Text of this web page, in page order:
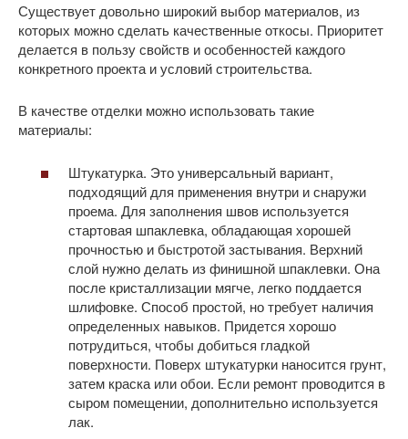
Существует довольно широкий выбор материалов, из
которых можно сделать качественные откосы. Приоритет
делается в пользу свойств и особенностей каждого
конкретного проекта и условий строительства.
В качестве отделки можно использовать такие
материалы:
Штукатурка. Это универсальный вариант,
подходящий для применения внутри и снаружи
проема. Для заполнения швов используется
стартовая шпаклевка, обладающая хорошей
прочностью и быстротой застывания. Верхний
слой нужно делать из финишной шпаклевки. Она
после кристаллизации мягче, легко поддается
шлифовке. Способ простой, но требует наличия
определенных навыков. Придется хорошо
потрудиться, чтобы добиться гладкой
поверхности. Поверх штукатурки наносится грунт,
затем краска или обои. Если ремонт проводится в
сыром помещении, дополнительно используется
лак.